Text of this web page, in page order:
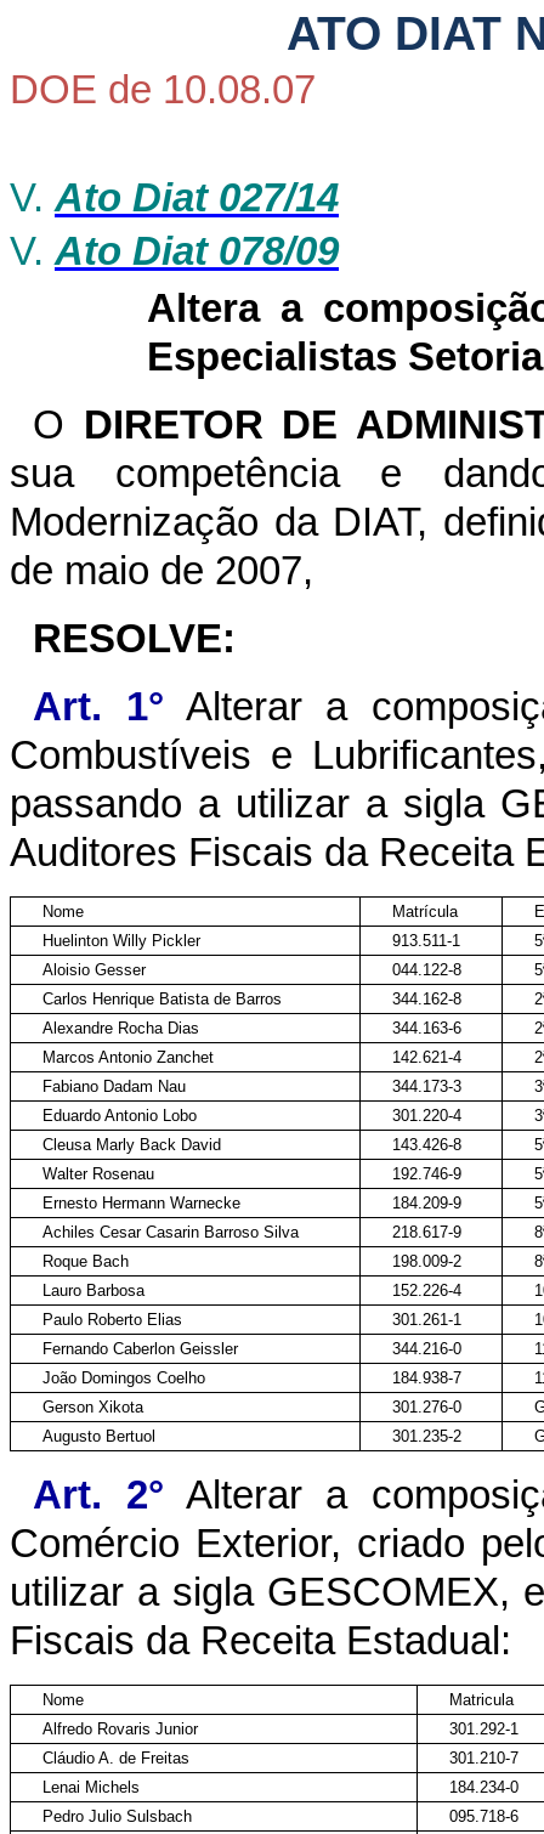
ATO DIAT
DOE de 10.08.07
V. Ato Diat 027/14
V. Ato Diat 078/09
Altera a
Especialistas
O DIRETOR DE
sua competência e
Modernização da DIAT,
de maio de 2007,
RESOLVE:
Art. 1° Alterar a
Combustíveis e
passando a utilizar a sigla
Auditores Fiscais da Receita
Nome Matrícula
Huelinton Willy Pickler
913.511-1
Aloisio Gesser
044.122-8
Carlos Henrique Batista de Barros
344.162-8
Alexandre Rocha Dias
344.163-6
Marcos Antonio Zanchet
142.621-4
Fabiano Dadam Nau
344.173-3
Eduardo Antonio Lobo
301.220-4
Cleusa Marly Back David
143.426-8
Walter Rosenau
192.746-9
Ernesto Hermann Warnecke
184.209-9
Achiles Cesar Casarin Barroso Silva
218.617-9
Roque Bach
198.009-2
Lauro Barbosa
152.226-4
Paulo Roberto Elias
301.261-1
Fernando Caberlon Geissler
344.216-0
João Domingos Coelho
184.938-7
Gerson Xikota
301.276-0
Augusto Bertuol
301.235-2
Art. 2° Alterar a
Comércio Exterior, criado
utilizar a sigla GESCOMEX,
Fiscais da Receita Estadual:
Nome
Matricula
Alfredo Rovaris Junior
301.292-1
Cláudio A. de Freitas
301.210-7
Lenai Michels
184.234-0
Pedro Julio Sulsbach
095.718-6